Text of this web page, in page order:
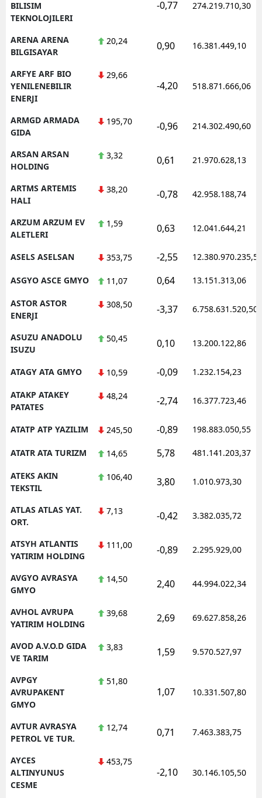
BILISIM
TEKNOLOJILERI
-0,77 274.219.710,30
ARENA ARENA
BILGISAYAR
20,24 0,90 16.381.449,10
ARFYE ARF BIO
YENILENEBILIR
ENERJI
29,66
-4,20 518.871.666,06
ARMGD ARMADA
GIDA
195,70 -0,96 214.302.490,60
ARSAN ARSAN
HOLDING
3,32 0,61 21.970.628,13
ARTMS ARTEMIS
HALI
38,20 -0,78 42.958.188,74
ARZUM ARZUM EV
ALETLERI
1,59 0,63 12.041.644,21
ASELS ASELSAN 353,75 -2,55 12.380.970.235,50
ASGYO ASCE GMYO 11,07 0,64 13.151.313,06
ASTOR ASTOR
ENERJI
308,50 -3,37 6.758.631.520,50
ASUZU ANADOLU
ISUZU
50,45 0,10 13.200.122,86
ATAGY ATA GMYO 10,59 -0,09 1.232.154,23
ATAKP ATAKEY
PATATES
48,24 -2,74 16.377.723,46
ATATP ATP YAZILIM 245,50 -0,89 198.883.050,55
ATATR ATA TURIZM 14,65 5,78 481.141.203,37
ATEKS AKIN
TEKSTIL
106,40 3,80 1.010.973,30
ATLAS ATLAS YAT.
ORT.
7,13 -0,42 3.382.035,72
ATSYH ATLANTIS
YATIRIM HOLDING
111,00 -0,89 2.295.929,00
AVGYO AVRASYA
GMYO
14,50 2,40 44.994.022,34
AVHOL AVRUPA
YATIRIM HOLDING
39,68 2,69 69.627.858,26
AVOD A.V.O.D GIDA
VE TARIM
3,83 1,59 9.570.527,97
AVPGY
AVRUPAKENT
GMYO
51,80
1,07 10.331.507,80
AVTUR AVRASYA
PETROL VE TUR.
12,74 0,71 7.463.383,75
AYCES
ALTINYUNUS
CESME
453,75
-2,10 30.146.105,50